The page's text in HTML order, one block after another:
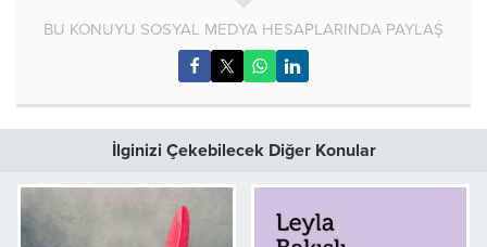
BU KONUYU SOSYAL MEDYA HESAPLARINDA PAYLAŞ
İlginizi Çekebilecek Diğer Konular